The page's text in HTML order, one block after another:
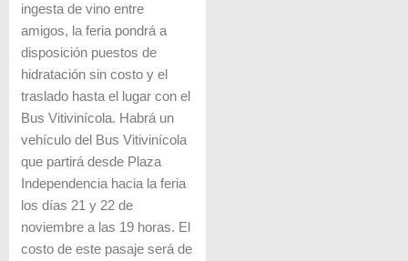
ingesta de vino entre
amigos, la feria pondrá a
disposición puestos de
hidratación sin costo y el
traslado hasta el lugar con el
Bus Vitivinícola. Habrá un
vehículo del Bus Vitivinícola
que partirá desde Plaza
Independencia hacia la feria
los días 21 y 22 de
noviembre a las 19 horas. El
costo de este pasaje será de